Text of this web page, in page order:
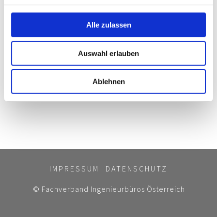
Alle zulassen
Auswahl erlauben
Ablehnen
und wirtschaftliche Relevanz geprüft. Gemeinsam mit
engagierten Kooperationspartnern, wie Ingenieurbüros,
werden die besten Projekte bis zur Umsetzung begleitet.
Der krönende Abschluss ist die feierliche Prämierung der
erfolgreichsten Projekte bei der innoGala.
Alle Infos in der Ausschreibung >>
Zurück
IMPRESSUM DATENSCHUTZ
© Fachverband Ingenieurbüros Österreich